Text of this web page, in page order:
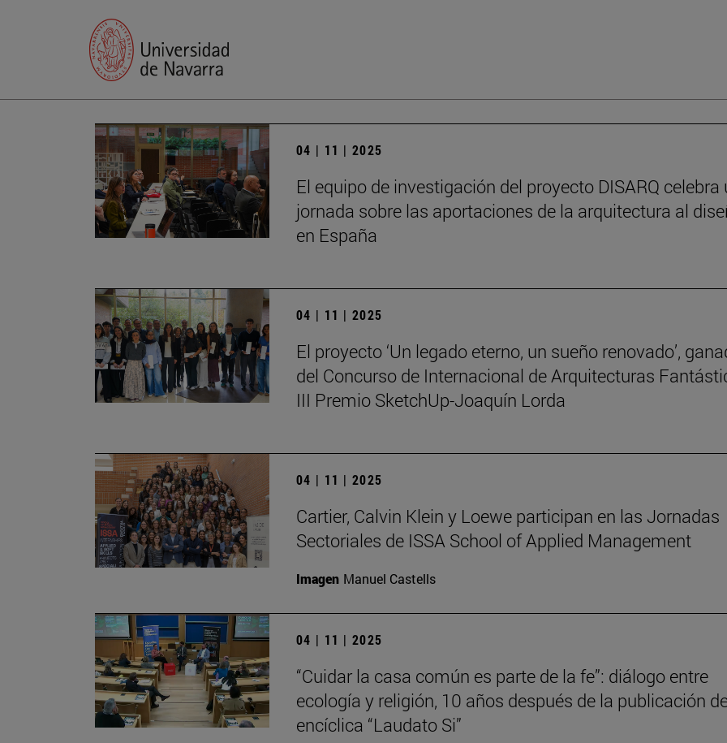
04 | 11 | 2025
El equipo de investigación del proyecto DISARQ celebra
jornada sobre las aportaciones de la arquitectura al
en España
04 | 11 | 2025
El proyecto ‘Un legado eterno, un sueño renovado’,
del Concurso de Internacional de Arquitecturas
III Premio SketchUp-Joaquín Lorda
04 | 11 | 2025
Cartier, Calvin Klein y Loewe participan en las Jornadas
Sectoriales de ISSA School of Applied Management
Imagen Manuel Castells
04 | 11 | 2025
“Cuidar la casa común es parte de la fe”: diálogo entre
ecología y religión, 10 años después de la publicación
encíclica “Laudato Si”